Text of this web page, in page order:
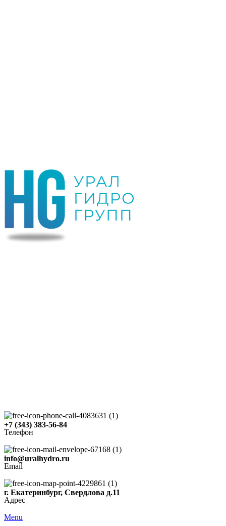
+7 (343) 383-56-84
Телефон
info@uralhydro.ru
Email
г. Екатеринбург, Свердлова д.11
Адрес
Menu